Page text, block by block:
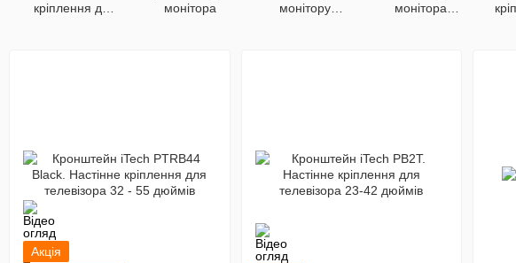
кріплення для
монітора
монітору
монітора
Акція